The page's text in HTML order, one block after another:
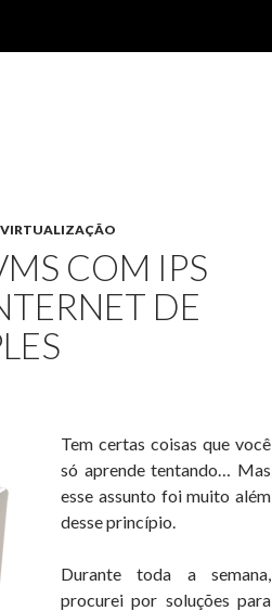
VIRTUALIZAÇÃO
COM IPS
DE
Tem certas coisas que você
só aprende tentando… Mas
esse assunto foi muito além
desse princípio.
Durante toda a semana,
procurei por soluções para